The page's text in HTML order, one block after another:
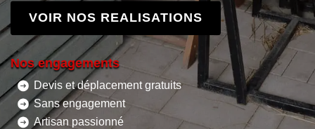
VOIR NOS REALISATIONS
Nos engagements
Devis et déplacement gratuits
Sans engagement
Artisan passionné